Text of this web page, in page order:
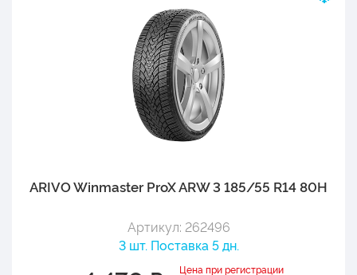
ARIVO Winmaster ProX ARW 3 185/55 R14 80H
Артикул: 262496
3 шт. Поставка 5 дн.
Цена при регистрации